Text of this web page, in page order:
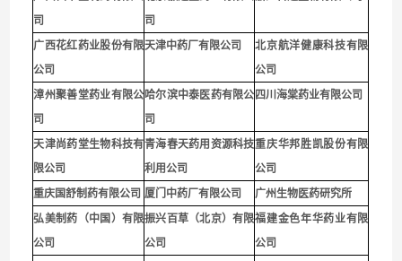
司
司
广西花红药业股份有限
公司
天津中药厂有限公司
北京航洋健康科技有限
公司
漳州聚善堂药业有限公
司
哈尔滨中泰医药有限公
司
四川海棠药业有限公司
天津尚药堂生物科技有
限公司
青海春天药用资源科技
利用公司
重庆华邦胜凯股份有限
公司
重庆国舒制药有限公司 厦门中药厂有限公司
广州生物医药研究所
弘美制药（中国）有限
公司
振兴百草（北京）有限
公司
福建金色年华药业有限
公司